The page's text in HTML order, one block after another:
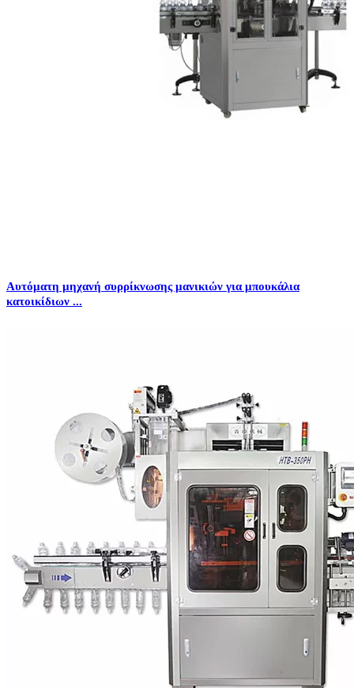
Αυτόματη μηχανή συρρίκνωσης μανικιών για μπουκάλια
κατοικίδιων ...